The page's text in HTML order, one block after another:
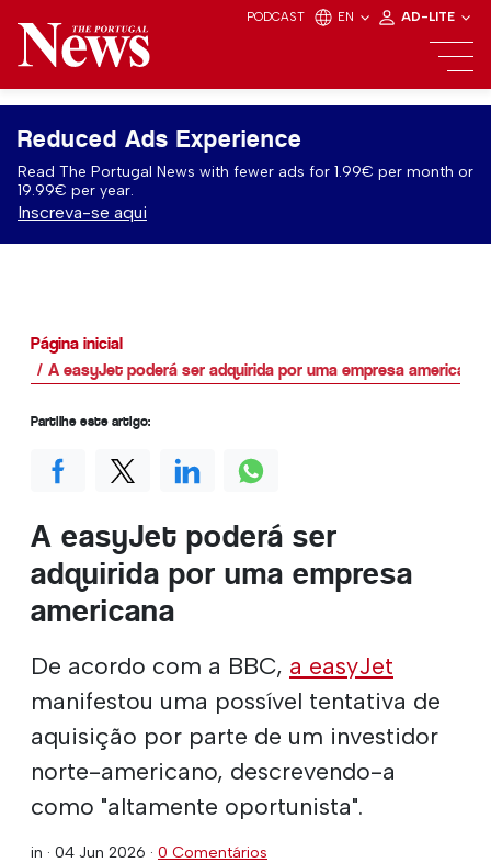
PODCAST EN AD-LITE
Reduced Ads Experience
Read The Portugal News with fewer ads for 1.99€ per month or
19.99€ per year.
Inscreva-se aqui
Página inicial
A easyJet poderá ser adquirida por uma empresa americana
A easyJet poderá ser
adquirida por uma empresa
americana
De acordo com a BBC, a easyJet
manifestou uma possível tentativa de
aquisição por parte de um investidor
norte-americano, descrevendo-a
como "altamente oportunista".
in · 04 Jun 2026 · 0 Comentários
Partilhe este artigo: